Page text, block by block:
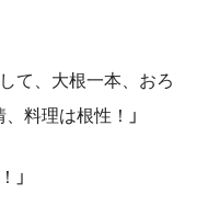
て、大根一本、おろ
料理は根性！」
」